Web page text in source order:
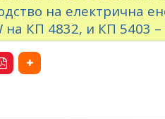
на електрична
на КП 4832, и КП 5403